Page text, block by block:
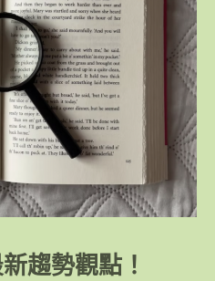
趨勢觀點！